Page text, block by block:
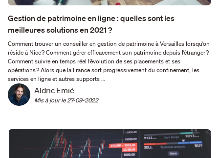
Gestion de patrimoine en ligne : quelles sont les
meilleures solutions en 2021 ?
Comment trouver un conseiller en gestion de patrimoine à Versailles lorsqu’on
réside à Nice ? Comment gérer efficacement son patrimoine depuis l’étranger ?
Comment suivre en temps réel l’évolution de ses placements et ses
opérations ? Alors que la France sort progressivement du confinement, les
services en ligne et autres supports …
Aldric Emié
Mis à jour le 27-09-2022